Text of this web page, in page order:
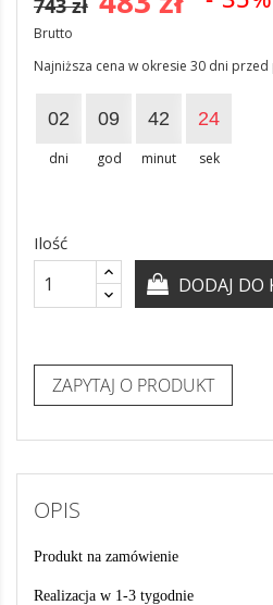
OPIS
Produkt na zamówienie
Realizacja w 1-3 tygodnie
743 zł
Brutto
Najniższa cena w okresie 30 dni
02
dni
09
god
42
minut
23
sek
Ilość
DODAJ DO
ZAPYTAJ O PRODUKT